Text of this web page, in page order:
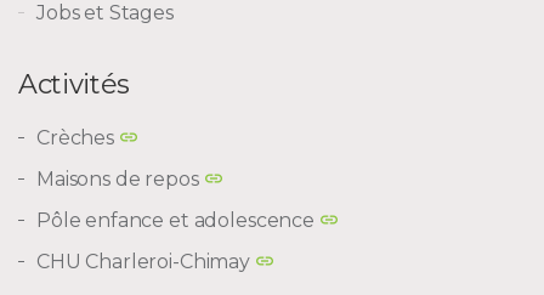
Jobs et Stages
Activités
Crèches
Maisons de repos
Pôle enfance et adolescence
CHU Charleroi-Chimay